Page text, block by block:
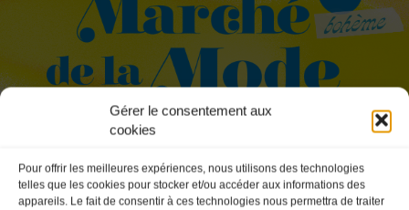
Gérer le consentement aux
cookies
Pour offrir les meilleures expériences, nous utilisons des technologies
telles que les cookies pour stocker et/ou accéder aux informations des
appareils. Le fait de consentir à ces technologies nous permettra de traiter